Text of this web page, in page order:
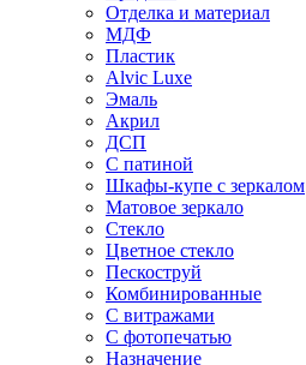
Отделка и материал
МДФ
Пластик
Alvic Luxe
Эмаль
Акрил
ДСП
С патиной
Шкафы-купе с зеркалом
Матовое зеркало
Стекло
Цветное стекло
Пескоструй
Комбинированные
С витражами
С фотопечатью
Назначение